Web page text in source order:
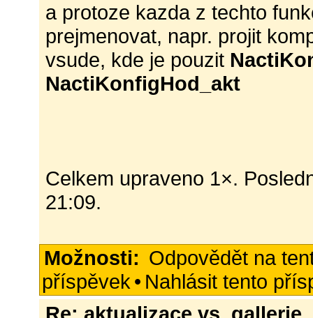
a protoze kazda z techto
prejmenovat, napr. projit
vsude, kde je pouzit
NactiKonfigHod_akt
Celkem upraveno 1×.
21:09.
Možnosti: Odpovědět na
příspěvek • Nahlásit tento